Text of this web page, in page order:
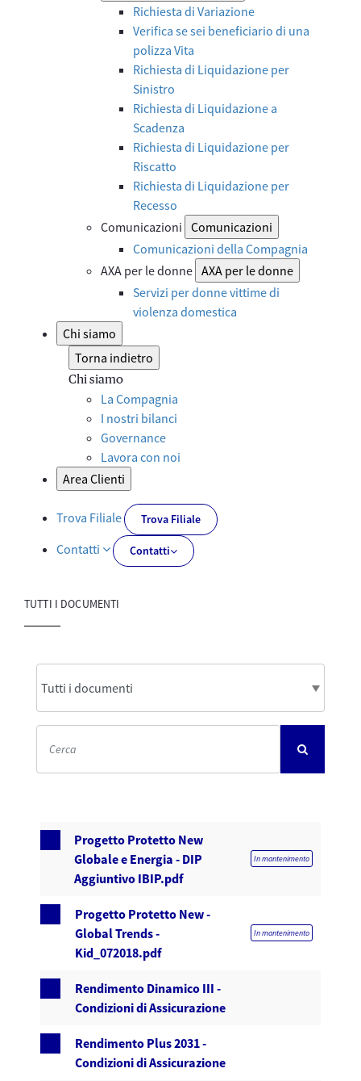
Richiesta di Variazione
Verifica se sei beneficiario di una
polizza Vita
Richiesta di Liquidazione per
Sinistro
Richiesta di Liquidazione a
Scadenza
Richiesta di Liquidazione per
Riscatto
Richiesta di Liquidazione per
Recesso
Comunicazioni Comunicazioni
Comunicazioni della Compagnia
AXA per le donne AXA per le donne
Servizi per donne vittime di
violenza domestica
Chi siamo
Torna indietro
Chi siamo
La Compagnia
I nostri bilanci
Governance
Lavora con noi
Area Clienti
Trova Filiale Trova Filiale
Contatti Contatti
TUTTI I DOCUMENTI
Progetto Protetto New
Globale e Energia - DIP
Aggiuntivo IBIP.pdf
In mantenimento
Progetto Protetto New -
Global Trends -
Kid_072018.pdf
In mantenimento
Rendimento Dinamico III -
Condizioni di Assicurazione
Rendimento Plus 2031 -
Condizioni di Assicurazione